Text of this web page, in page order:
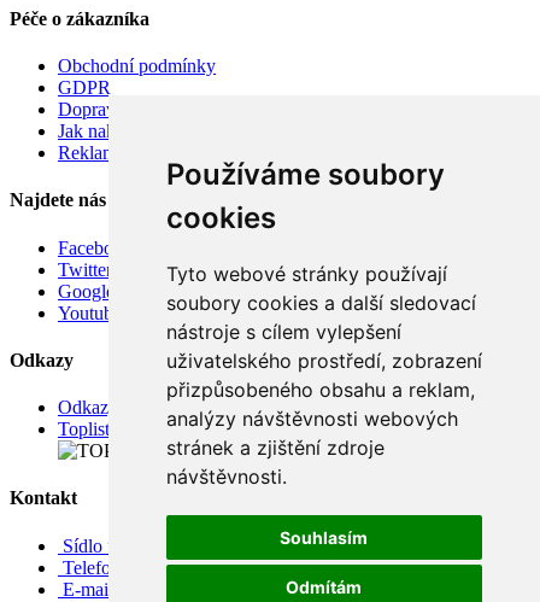
Používáme soubory
cookies
Tyto webové stránky používají
soubory cookies a další sledovací
nástroje s cílem vylepšení
uživatelského prostředí, zobrazení
přizpůsobeného obsahu a reklam,
analýzy návštěvnosti webových
stránek a zjištění zdroje
návštěvnosti.
Souhlasím
Odmítám
Péče o zákazníka
Obchodní podmínky
GDPR
Doprava
Jak nakupovat
Reklamace
Najdete nás
Facebook
Twitter
Google
Youtube
Odkazy
Odkazy
Toplist
Kontakt
Sídlo firmy: Boženy Němcové 739/1, Svitavy 568 02, CZ
Telefon: +420 608 449 590
E-mail: info@e-color.cz